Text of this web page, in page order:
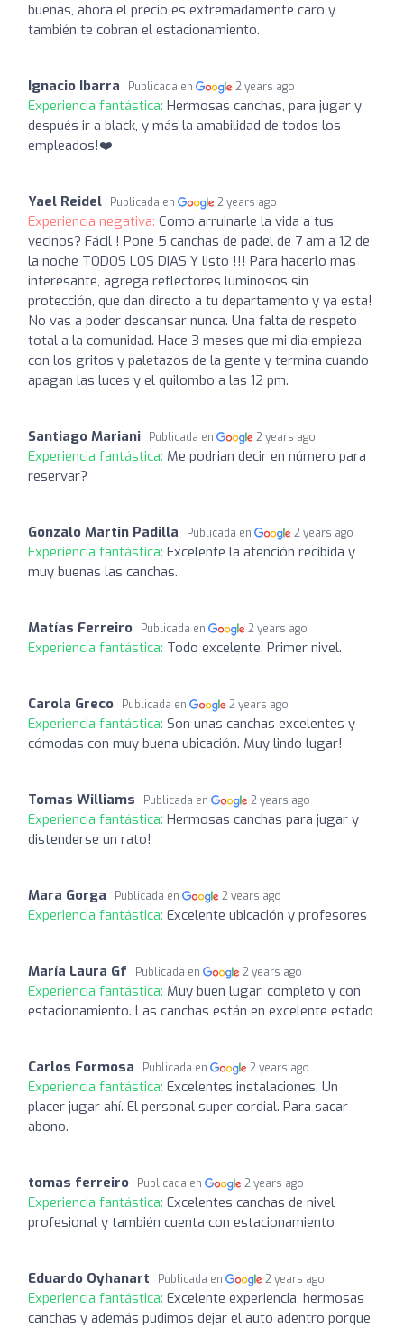
buenas, ahora el precio es extremadamente caro y
también te cobran el estacionamiento.
Ignacio Ibarra Publicada en 2 years ago
Experiencia fantástica: Hermosas canchas, para jugar y
después ir a black, y más la amabilidad de todos los
empleados!❤️
Yael Reidel Publicada en 2 years ago
Experiencia negativa: Como arruinarle la vida a tus
vecinos? Fácil ! Pone 5 canchas de padel de 7 am a 12 de
la noche TODOS LOS DIAS Y listo !!! Para hacerlo mas
interesante, agrega reflectores luminosos sin
protección, que dan directo a tu departamento y ya esta!
No vas a poder descansar nunca. Una falta de respeto
total a la comunidad. Hace 3 meses que mi dia empieza
con los gritos y paletazos de la gente y termina cuando
apagan las luces y el quilombo a las 12 pm.
Santiago Mariani Publicada en 2 years ago
Experiencia fantástica: Me podrian decir en número para
reservar?
Gonzalo Martin Padilla Publicada en 2 years ago
Experiencia fantástica: Excelente la atención recibida y
muy buenas las canchas.
Matías Ferreiro Publicada en 2 years ago
Experiencia fantástica: Todo excelente. Primer nivel.
Carola Greco Publicada en 2 years ago
Experiencia fantástica: Son unas canchas excelentes y
cómodas con muy buena ubicación. Muy lindo lugar!
Tomas Williams Publicada en 2 years ago
Experiencia fantástica: Hermosas canchas para jugar y
distenderse un rato!
Mara Gorga Publicada en 2 years ago
Experiencia fantástica: Excelente ubicación y profesores
María Laura Gf Publicada en 2 years ago
Experiencia fantástica: Muy buen lugar, completo y con
estacionamiento. Las canchas están en excelente estado
Carlos Formosa Publicada en 2 years ago
Experiencia fantástica: Excelentes instalaciones. Un
placer jugar ahí. El personal super cordial. Para sacar
abono.
tomas ferreiro Publicada en 2 years ago
Experiencia fantástica: Excelentes canchas de nivel
profesional y también cuenta con estacionamiento
Eduardo Oyhanart Publicada en 2 years ago
Experiencia fantástica: Excelente experiencia, hermosas
canchas y además pudimos dejar el auto adentro porque